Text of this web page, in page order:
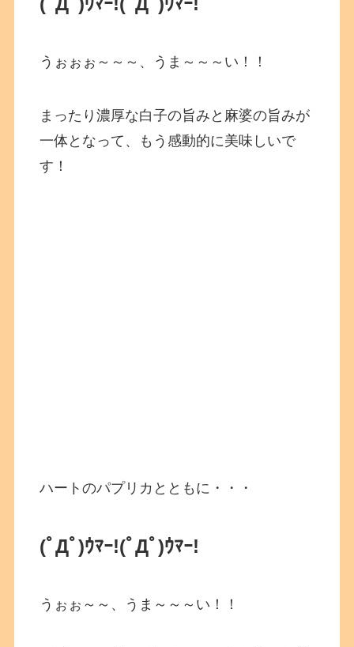
うぉぉぉ～～～、うま～～～い！！
まったり濃厚な白子の旨みと麻婆の旨みが
一体となって、もう感動的に美味しいで
す！
ハートのパプリカとともに・・・
(ﾟДﾟ)ｳﾏｰ!(ﾟДﾟ)ｳﾏｰ!
うぉぉ～～、うま～～～い！！